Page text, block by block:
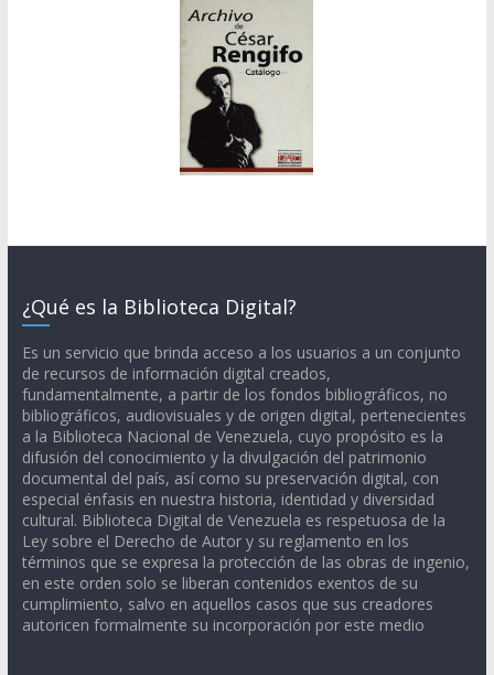
¿Qué es la Biblioteca Digital?
Es un servicio que brinda acceso a los usuarios a un conjunto
de recursos de información digital creados,
fundamentalmente, a partir de los fondos bibliográficos, no
bibliográficos, audiovisuales y de origen digital, pertenecientes
a la Biblioteca Nacional de Venezuela, cuyo propósito es la
difusión del conocimiento y la divulgación del patrimonio
documental del país, así como su preservación digital, con
especial énfasis en nuestra historia, identidad y diversidad
cultural. Biblioteca Digital de Venezuela es respetuosa de la
Ley sobre el Derecho de Autor y su reglamento en los
términos que se expresa la protección de las obras de ingenio,
en este orden solo se liberan contenidos exentos de su
cumplimiento, salvo en aquellos casos que sus creadores
autoricen formalmente su incorporación por este medio